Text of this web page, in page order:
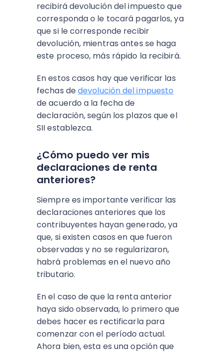
recibirá devolución del impuesto que
corresponda o le tocará pagarlos, ya
que si le corresponde recibir
devolución, mientras antes se haga
este proceso, más rápido la recibirá.
En estos casos hay que verificar las
fechas dedevolución del impuesto
de acuerdo a la fecha de
declaración, según los plazos que el
SII establezca.
¿Cómo puedo ver mis
declaraciones de renta
anteriores?
Siempre es importante verificar las
declaraciones anteriores que los
contribuyentes hayan generado, ya
que, si existen casos en que fueron
observadas y no se regularizaron,
habrá problemas en el nuevo año
tributario.
En el caso de que la renta anterior
haya sido observada, lo primero que
debes hacer es rectificarla para
comenzar con el período actual.
Ahora bien, esta es una opción que